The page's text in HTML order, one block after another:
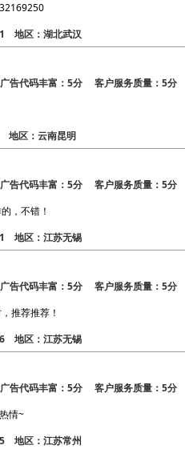
地区：湖北武汉
代码丰富：5分 客户服务质量：5分
区：云南昆明
代码丰富：5分 客户服务质量：5分
，不错！
地区：江苏无锡
代码丰富：5分 客户服务质量：5分
推荐推荐！
地区：江苏无锡
代码丰富：5分 客户服务质量：5分
情~
地区：江苏常州